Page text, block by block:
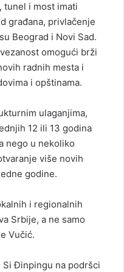
tunel i most imati
građana, privlačenje
Beograd i Novi Sad.
omogući brži
radnih mesta i
i opštinama.
ulaganjima,
12 ili 13 godina
nego u nekoliko
više novih
godine.
i regionalnih
Srbije, a ne samo
Vučić.
Đinpingu na podršci